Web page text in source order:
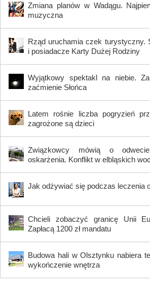
Zmiana planów w Wadągu.
muzyczna
Rząd uruchamia czek turystyczny.
i posiadacze Karty Dużej Rodziny
Wyjątkowy spektakl na niebie.
zaćmienie Słońca
Latem rośnie liczba pogryzień
zagrożone są dzieci
Związkowcy mówią o
oskarżenia. Konflikt w elbląskich
Jak odżywiać się podczas leczenia
Chcieli zobaczyć granicę Unii
Zapłacą 1200 zł mandatu
Budowa hali w Olsztynku nabiera
wykończenie wnętrza